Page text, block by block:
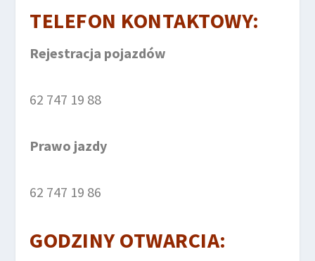
TELEFON KONTAKTOWY:
Rejestracja pojazdów
62 747 19 88
Prawo jazdy
62 747 19 86
GODZINY OTWARCIA: